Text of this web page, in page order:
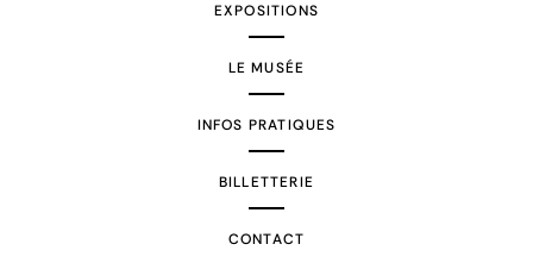
EXPOSITIONS
LE MUSÉE
INFOS PRATIQUES
BILLETTERIE
CONTACT